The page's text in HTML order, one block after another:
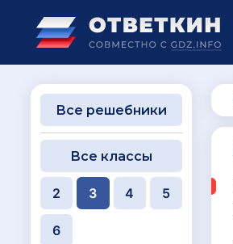
Все решебники
Все классы
2 3 4 5
6